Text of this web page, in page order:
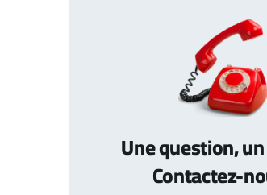
Une question,
Contactez-